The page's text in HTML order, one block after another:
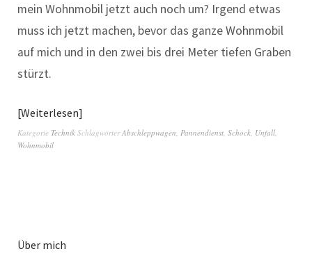
mein Wohnmobil jetzt auch noch um? Irgend etwas
muss ich jetzt machen, bevor das ganze Wohnmobil
auf mich und in den zwei bis drei Meter tiefen Graben
stürzt.
Weiterlesen
Kategorie Technik SchlagwörterAbschleppwagen, Pannendienst, Schock, Unfall,
Wohnmobil
Über mich